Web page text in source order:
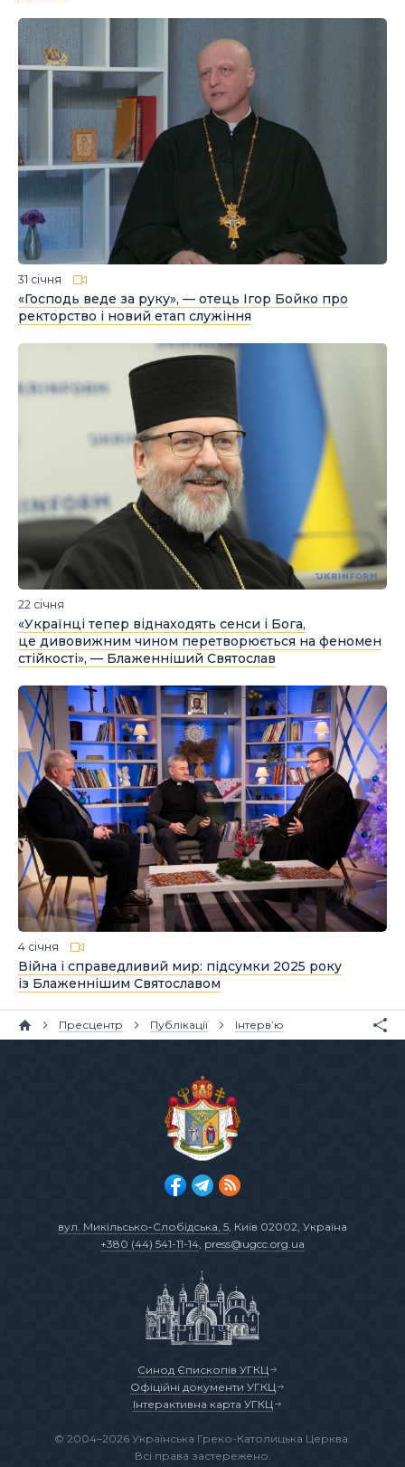
31 січня
«Господь веде за руку», — отець Ігор Бойко про
ректорство і новий етап служіння
22 січня
«Українці тепер віднаходять сенси і Бога,
це дивовижним чином перетворюється на феномен
стійкості», — Блаженніший Святослав
4 січня
Війна і справедливий мир: підсумки 2025 року
із Блаженнішим Святославом
Пресцентр Публікації Інтерв’ю
вул. Микільсько-Слобідська, 5, Київ 02002, Україна
+380 (44) 541-11-14, press@ugcc.org.ua
Синод Єпископів УГКЦ
Офіційні документи УГКЦ
Інтерактивна карта УГКЦ
© 2004–2026 Українська Греко-Католицька Церква.
Всі права застережено.